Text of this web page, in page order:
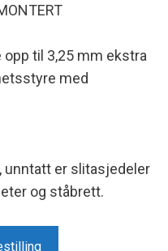
til 3,25 mm ekstra
med
unntatt er slitasjedeler
og ståbrett.